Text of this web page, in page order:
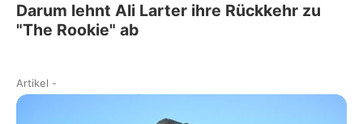
Darum lehnt Ali Larter ihre Rückkehr zu
"The Rookie" ab
Artikel -